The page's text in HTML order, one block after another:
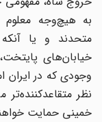
به هیچ‌وجه معلوم
متحدند و یا
خیابان‌های پایتخت،
وجودی که در ایران
نظر متقاعدکننده‌تر
خمینی حمایت